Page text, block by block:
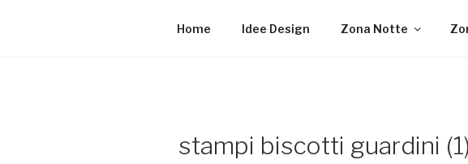
Home Idee Design Zona Notte
stampi biscotti guardini (1)